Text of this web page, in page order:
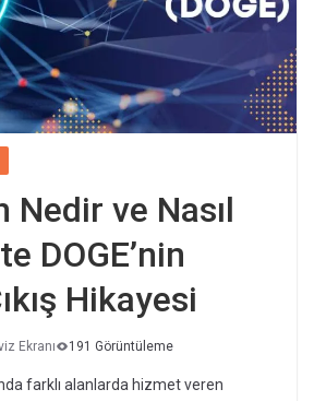
Nedir ve Nasıl
DOGE’nin
Hikayesi
Ekranı 191 Görüntüleme
farklı alanlarda hizmet veren